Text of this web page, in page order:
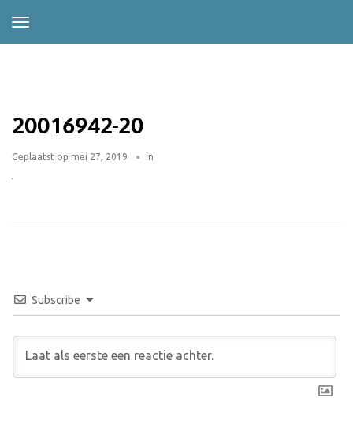
20016942-20
Geplaatst op mei 27, 2019 in
Subscribe